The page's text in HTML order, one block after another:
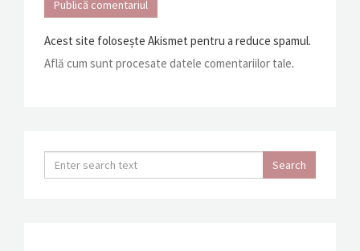
Acest site folosește Akismet pentru a reduce spamul.
Află cum sunt procesate datele comentariilor tale.